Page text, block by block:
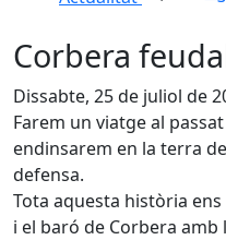
Corbera
Dissabte, 25 de juliol de
Farem un viatge al
endinsarem en la terra
defensa.
Tota aquesta història
i el baró de Corbera